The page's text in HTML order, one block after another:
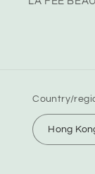
Country/